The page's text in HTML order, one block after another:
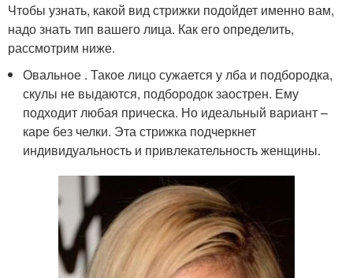
Чтобы узнать, какой вид стрижки подойдет именно вам,
надо знать тип вашего лица. Как его определить,
рассмотрим ниже.
Овальное . Такое лицо сужается у лба и подбородка,
скулы не выдаются, подбородок заострен. Ему
подходит любая прическа. Но идеальный вариант –
каре без челки. Эта стрижка подчеркнет
индивидуальность и привлекательность женщины.